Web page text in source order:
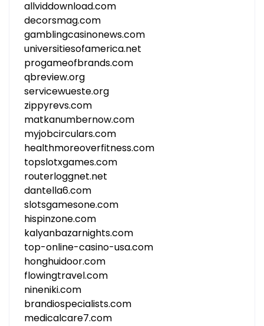
allviddownload.com
decorsmag.com
gamblingcasinonews.com
universitiesofamerica.net
progameofbrands.com
qbreview.org
servicewueste.org
zippyrevs.com
matkanumbernow.com
myjobcirculars.com
healthmoreoverfitness.com
topslotxgames.com
routerloggnet.net
dantella6.com
slotsgamesone.com
hispinzone.com
kalyanbazarnights.com
top-online-casino-usa.com
honghuidoor.com
flowingtravel.com
nineniki.com
brandiospecialists.com
medicalcare7.com